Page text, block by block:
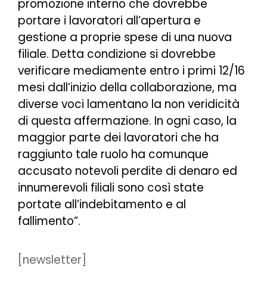
promozione interno che dovrebbe
portare i lavoratori all’apertura e
gestione a proprie spese di una nuova
filiale. Detta condizione si dovrebbe
verificare mediamente entro i primi 12/16
mesi dall’inizio della collaborazione, ma
diverse voci lamentano la non veridicità
di questa affermazione. In ogni caso, la
maggior parte dei lavoratori che ha
raggiunto tale ruolo ha comunque
accusato notevoli perdite di denaro ed
innumerevoli filiali sono così state
portate all’indebitamento e al
fallimento”.
[newsletter]